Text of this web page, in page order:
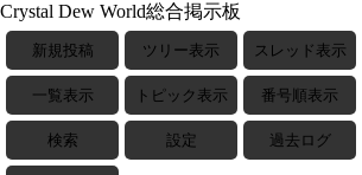
Crystal Dew World総合掲示板
新規投稿 ツリー表示 スレッド表示
一覧表示 トピック表示 番号順表示
検索 設定 過去ログ